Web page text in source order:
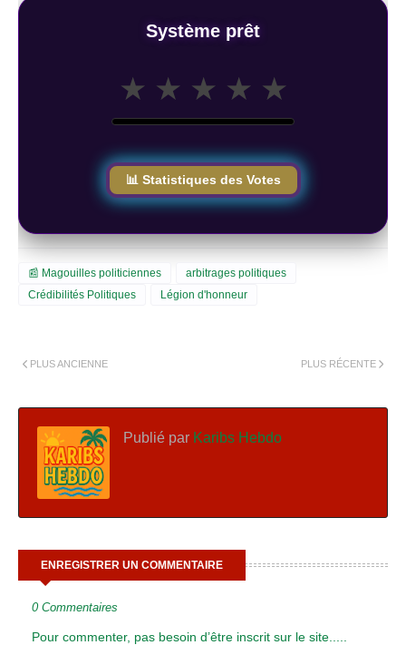
Système prêt
★ ★ ★ ★ ★
📊 Statistiques des Votes
📰 Magouilles politiciennes
arbitrages politiques
Crédibilités Politiques
Légion d'honneur
PLUS RÉCENTE
PLUS ANCIENNE
Publié par Karibs Hebdo
ENREGISTRER UN COMMENTAIRE
0 Commentaires
Pour commenter, pas besoin d’être inscrit sur le site.....